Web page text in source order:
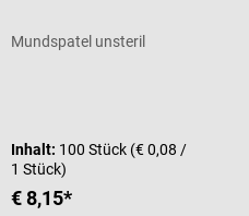
Mundspatel unsteril
Inhalt: 100 Stück (€ 0,08 /
1 Stück)
€ 8,15*